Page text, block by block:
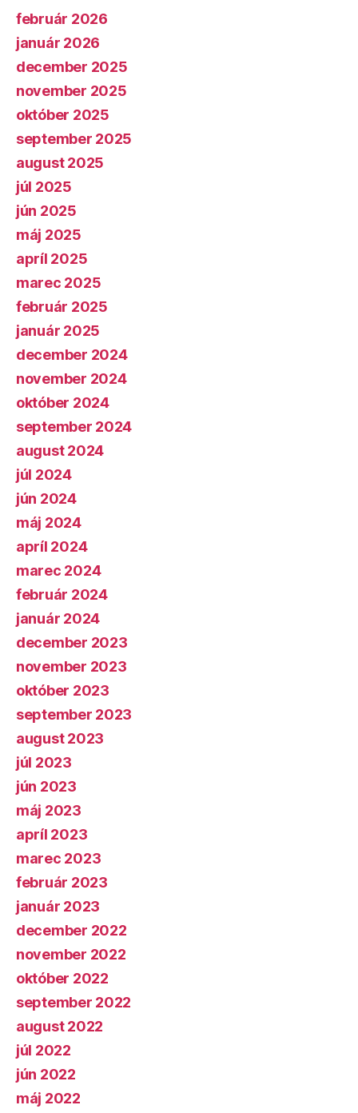
február 2026
január 2026
december 2025
november 2025
október 2025
september 2025
august 2025
júl 2025
jún 2025
máj 2025
apríl 2025
marec 2025
február 2025
január 2025
december 2024
november 2024
október 2024
september 2024
august 2024
júl 2024
jún 2024
máj 2024
apríl 2024
marec 2024
február 2024
január 2024
december 2023
november 2023
október 2023
september 2023
august 2023
júl 2023
jún 2023
máj 2023
apríl 2023
marec 2023
február 2023
január 2023
december 2022
november 2022
október 2022
september 2022
august 2022
júl 2022
jún 2022
máj 2022